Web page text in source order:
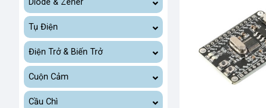
Diode & Zener
Tụ Điện
Điện Trở & Biến Trở
Cuộn Cảm
Cầu Chì